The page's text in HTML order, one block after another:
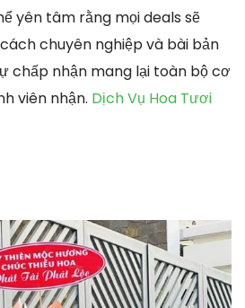
yên tâm rằng mọi deals sẽ
chuyên nghiệp và bài bản
chấp nhận mang lại toàn bộ cơ
viên nhận. Dịch Vụ Hoa Tươi